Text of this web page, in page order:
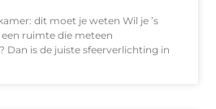
dit moet je weten Wil je ’s
ruimte die meteen
Dan is de juiste sfeerverlichting in